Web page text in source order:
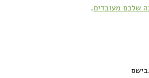
שלכם מעובדים.